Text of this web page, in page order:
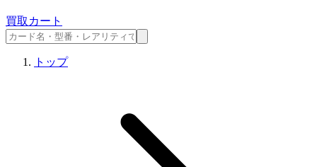
買取カート
トップ